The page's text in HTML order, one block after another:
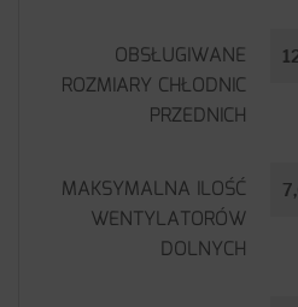
OBSŁUGIWANE
ROZMIARY CHŁODNIC
PRZEDNICH
MAKSYMALNA ILOŚĆ
WENTYLATORÓW
DOLNYCH